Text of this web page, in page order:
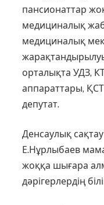
пансионаттар
медициналық
медициналық
орталықта УДЗ,
аппараттары,
депутат.
Денсаулық
Е.Нұрлыбаев
жоққа шығара
дәрігерлердің